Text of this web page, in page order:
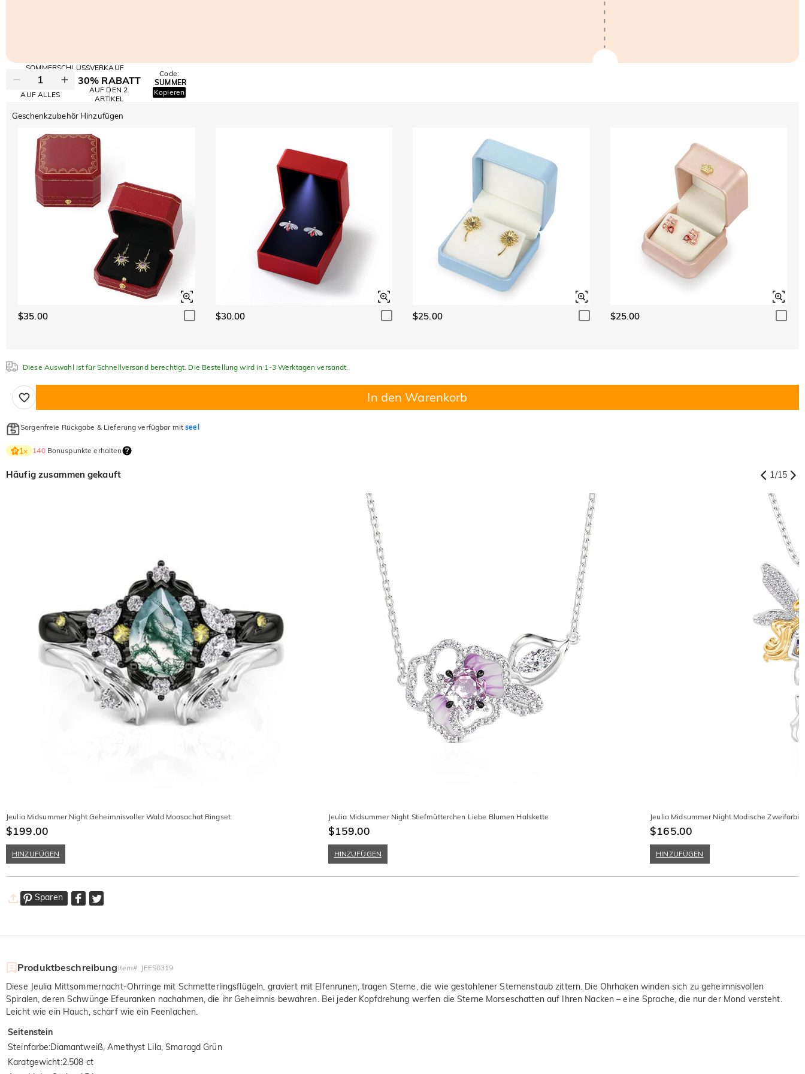
SOMMERSCHLUSSVERKAUF
10% RABATT
AUF ALLES
30% RABATT
AUF DEN 2.
ARTIKEL
Code:
SUMMER
Kopieren
Geschenkzubehör Hinzufügen
$35.00 $30.00 $25.00 $25.00
Diese Auswahl ist für Schnellversand berechtigt. Die Bestellung wird in 1-3 Werktagen versandt.
In den Warenkorb
Sorgenfreie Rückgabe & Lieferung verfügbar mitseel
1× 140Bonuspunkte erhalten
Häufig zusammen gekauft 1/15
Jeulia Midsummer Night Geheimnisvoller Wald Moosachat Ringset
$199.00
HINZUFÜGEN
Jeulia Midsummer Night Stiefmütterchen Liebe Blumen Halskette
$159.00
HINZUFÜGEN
Jeulia Midsummer Night Modische
$165.00
HINZUFÜGEN
Sparen
Produktbeschreibung Item#: JEES0319
Diese Jeulia Mittsommernacht-Ohrringe mit Schmetterlingsflügeln, graviert mit Elfenrunen, tragen Sterne, die wie gestohlener Sternenstaub zittern. Die Ohrhaken winden sich zu geheimnisvollen
Spiralen, deren Schwünge Efeuranken nachahmen, die ihr Geheimnis bewahren. Bei jeder Kopfdrehung werfen die Sterne Morseschatten auf Ihren Nacken – eine Sprache, die nur der Mond versteht.
Leicht wie ein Hauch, scharf wie ein Feenlachen.
Seitenstein
Steinfarbe:Diamantweiß, Amethyst Lila, Smaragd Grün
Karatgewicht:2.508 ct